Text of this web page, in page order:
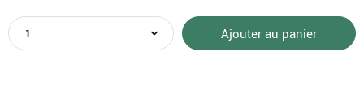
quantité
de
Ajouter au panier